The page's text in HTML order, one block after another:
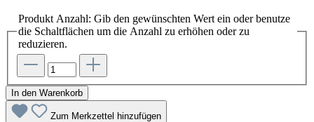
Produkt Anzahl: Gib den gewünschten Wert ein oder benutze
die Schaltflächen um die Anzahl zu erhöhen oder zu
reduzieren.
In den Warenkorb
Zum Merkzettel hinzufügen